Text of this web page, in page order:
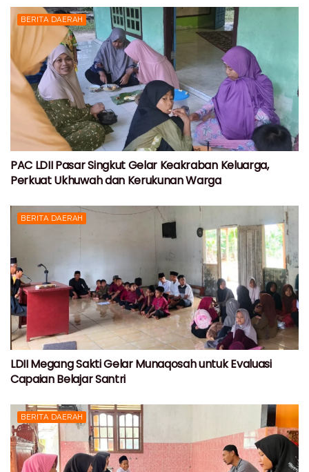
BERITA DAERAH
PAC LDII Pasar Singkut Gelar Keakraban Keluarga,
Perkuat Ukhuwah dan Kerukunan Warga
BERITA DAERAH
LDII Megang Sakti Gelar Munaqosah untuk Evaluasi
Capaian Belajar Santri
BERITA DAERAH